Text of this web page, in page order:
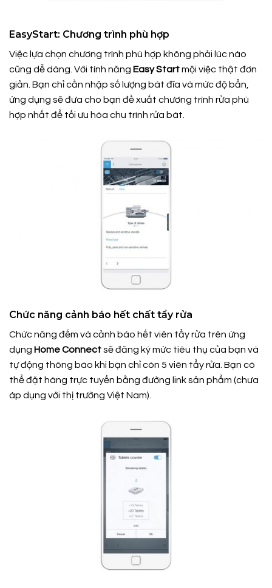
EasyStart: Chương trình phù hợp
Việc lựa chọn chương trình phù hợp không phải lúc nào
cũng dễ dàng. Với tính năng Easy Startmội việc thật đơn
giản. Bạn chỉ cần nhập số lượng bát đĩa và mức độ bẩn,
ứng dụng sẽ đưa cho bạn đề xuất chương trình rửa phù
hợp nhất để tối ưu hóa chu trình rửa bát.
Chức năng cảnh báo hết chất tẩy rửa
Chức năng đếm và cảnh báo hết viên tẩy rửa trên ứng
dụng Home Connectsẽ đăng ký mức tiêu thụ của bạn và
tự động thông báo khi bạn chỉ còn 5 viên tẩy rửa. Bạn có
thể đặt hàng trực tuyến bằng đường link sản phẩm (chưa
áp dụng với thị trường Việt Nam).